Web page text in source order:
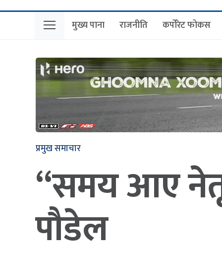
मुख्य पाना राजनीति कर्पोरेट फोकस
प्रमुख समाचार
“समय आए
पौडेल